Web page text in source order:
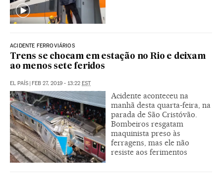
ACIDENTE FERROVIÁRIOS
Trens se chocam em estação no Rio e deixam
ao menos sete feridos
EL PAÍS FEB 27, 2019 - 13:22 EST
Acidente aconteceu na
manhã desta quarta-feira, na
parada de São Cristóvão.
Bombeiros resgatam
maquinista preso às
ferragens, mas ele não
resiste aos ferimentos